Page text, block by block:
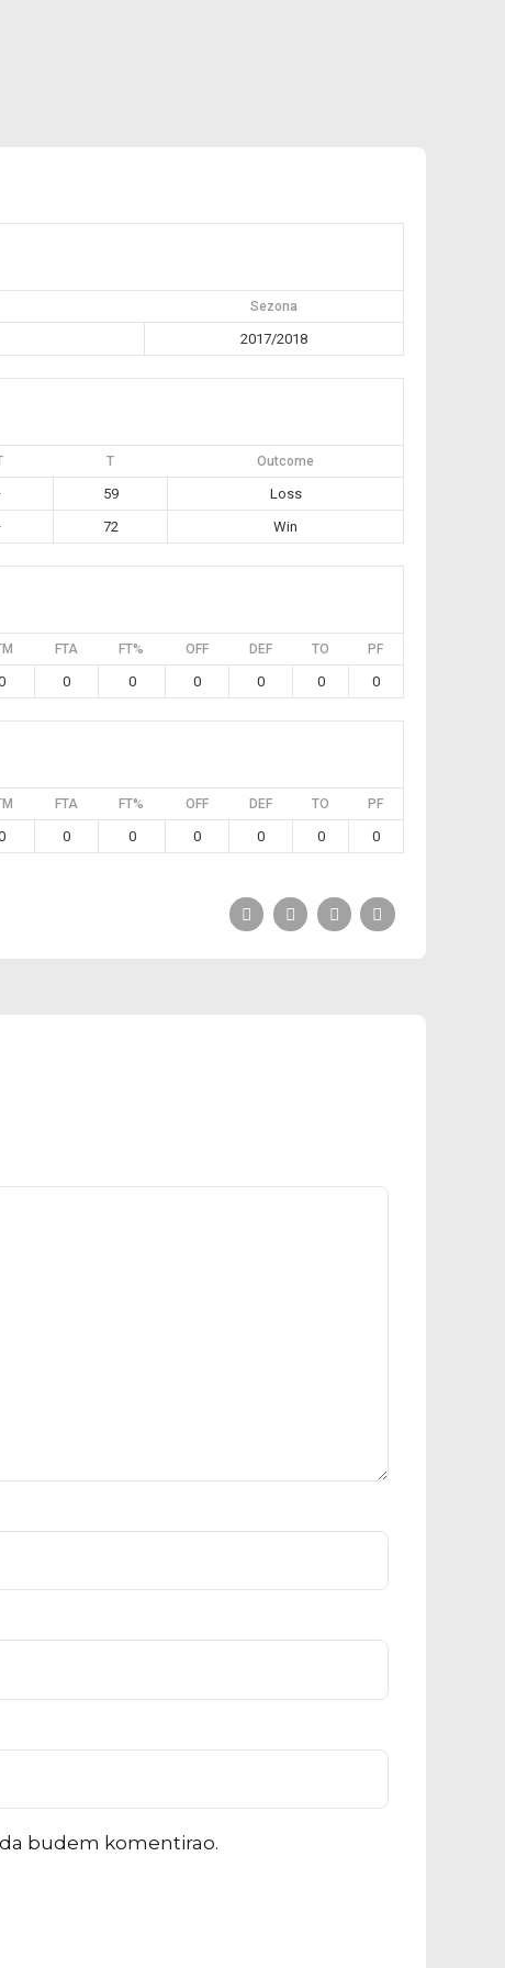
Sezona
2017/2018
T Outcome
59
Loss
72 Win
FTA FT% OFF DEF TO PF
0 0 0 0 0 0
FTA FT% OFF DEF TO PF
0 0 0 0 0 0
budem komentirao.